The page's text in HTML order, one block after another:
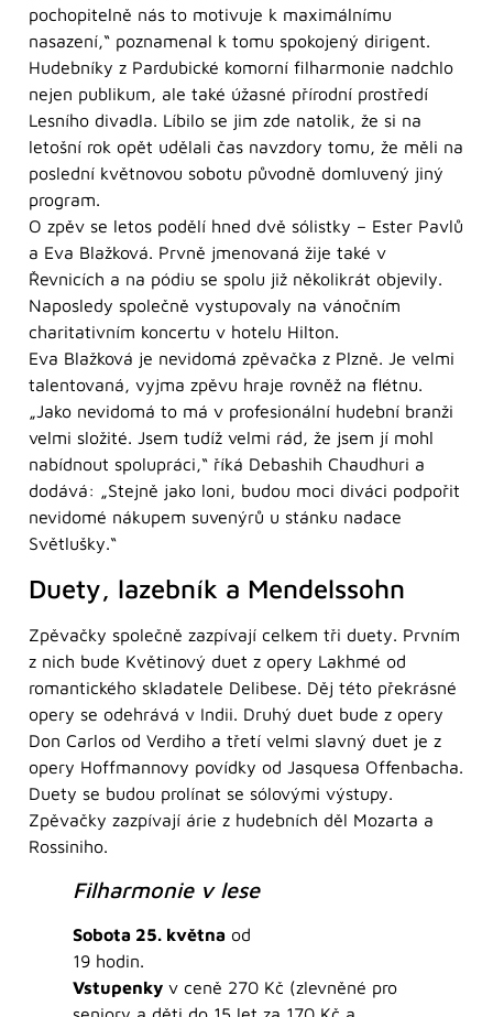
pochopitelně nás to motivuje k maximálnímu
nasazení,“ poznamenal k tomu spokojený dirigent.
Hudebníky z Pardubické komorní filharmonie nadchlo
nejen publikum, ale také úžasné přírodní prostředí
Lesního divadla. Líbilo se jim zde natolik, že si na
letošní rok opět udělali čas navzdory tomu, že měli na
poslední květnovou sobotu původně domluvený jiný
program.
O zpěv se letos podělí hned dvě sólistky – Ester Pavlů
a Eva Blažková. Prvně jmenovaná žije také v
Řevnicích a na pódiu se spolu již několikrát objevily.
Naposledy společně vystupovaly na vánočním
charitativním koncertu v hotelu Hilton.
Eva Blažková je nevidomá zpěvačka z Plzně. Je velmi
talentovaná, vyjma zpěvu hraje rovněž na flétnu.
„Jako nevidomá to má v profesionální hudební branži
velmi složité. Jsem tudíž velmi rád, že jsem jí mohl
nabídnout spolupráci,“ říká Debashih Chaudhuri a
dodává: „Stejně jako loni, budou moci diváci podpořit
nevidomé nákupem suvenýrů u stánku nadace
Světlušky.“
Duety, lazebník a Mendelssohn
Zpěvačky společně zazpívají celkem tři duety. Prvním
z nich bude Květinový duet z opery Lakhmé od
romantického skladatele Delibese. Děj této překrásné
opery se odehrává v Indii. Druhý duet bude z opery
Don Carlos od Verdiho a třetí velmi slavný duet je z
opery Hoffmannovy povídky od Jasquesa Offenbacha.
Duety se budou prolínat se sólovými výstupy.
Zpěvačky zazpívají árie z hudebních děl Mozarta a
Rossiniho.
Filharmonie v lese
Sobota 25. května od
19 hodin.
Vstupenky v ceně 270 Kč (zlevněné pro